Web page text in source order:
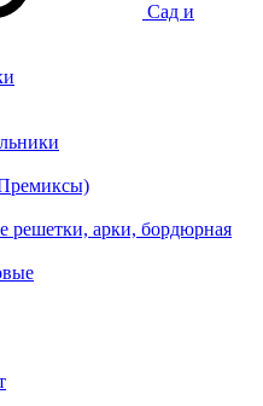
Сад и
решетки, арки, бордюрная